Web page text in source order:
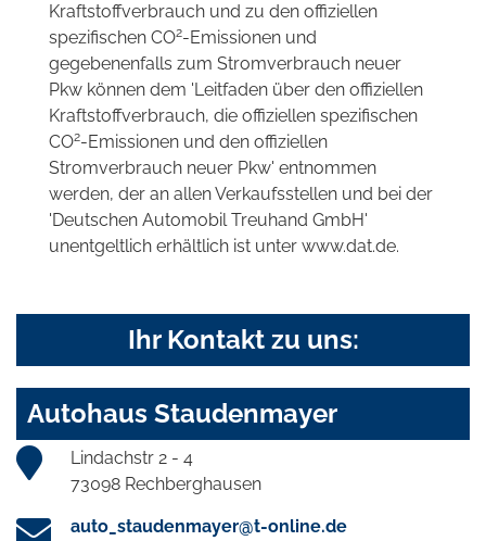
Kraftstoffverbrauch und zu den offiziellen
spezifischen CO2-Emissionen und
gegebenenfalls zum Stromverbrauch neuer
Pkw können dem 'Leitfaden über den offiziellen
Kraftstoffverbrauch, die offiziellen spezifischen
CO2-Emissionen und den offiziellen
Stromverbrauch neuer Pkw' entnommen
werden, der an allen Verkaufsstellen und bei der
'Deutschen Automobil Treuhand GmbH'
unentgeltlich erhältlich ist unter www.dat.de.
Ihr Kontakt zu uns:
Autohaus Staudenmayer
Lindachstr 2 - 4
73098 Rechberghausen
auto_staudenmayer@t-online.de